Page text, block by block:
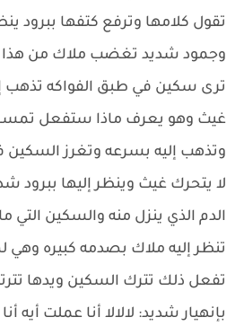
تقول كلامها وترفع كتفها ببرود
وجمود شديد تغضب ملاك من هذا
ترى سكين في طبق الفواكه تذهب
غيث وهو يعرف ماذا ستفعل
وتذهب إليه بسرعه وتغرز
لا يتحرك غيث وينظر إليها ببرود
الدم الذي ينزل منه والسكين التي
تنظر إليه ملاك بصدمه كبيره وهي
تفعل ذلك تترك السكين ويدها
بإنهيار شديد: لالالا أنا عملت أيه